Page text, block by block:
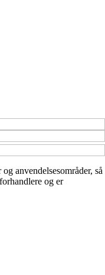
anvendelsesområder, så
og er